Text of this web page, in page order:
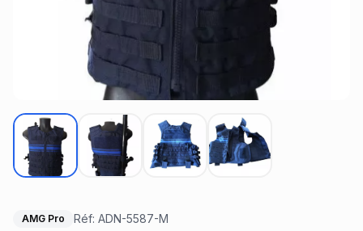
AMG Pro Réf: ADN-5587-M